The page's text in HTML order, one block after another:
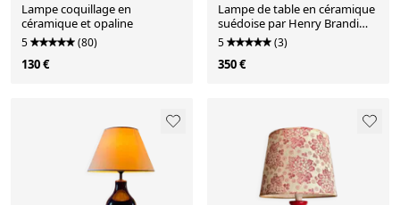
Lampe coquillage en
céramique et opaline
5 (80)
130 €
Lampe de table en céramique
suédoise par Henry Brandi
pour Vejbystrand
5 (3)
350 €